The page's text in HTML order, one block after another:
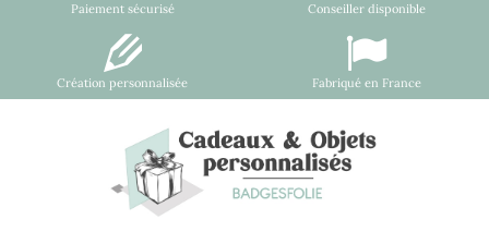
Paiement sécurisé Conseiller disponible
Création personnalisée Fabriqué en France